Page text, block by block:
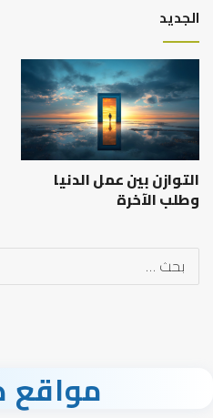
الجديد
التوازن بين عمل الدنيا
وطلب الآخرة
مواقع